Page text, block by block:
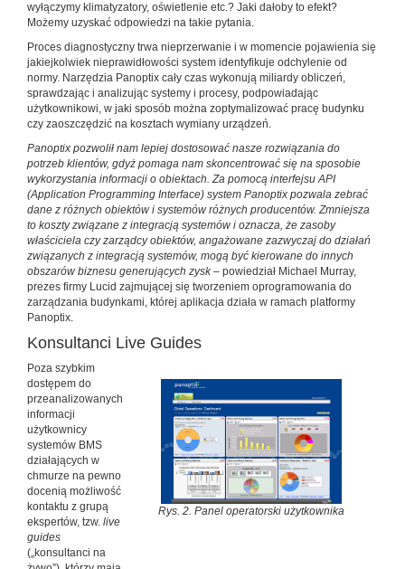
wyłączymy klimatyzatory, oświetlenie etc.? Jaki dałoby to efekt?
Możemy uzyskać odpowiedzi na takie pytania.
Proces diagnostyczny trwa nieprzerwanie i w momencie pojawienia się
jakiejkolwiek nieprawidłowości system identyfikuje odchylenie od
normy. Narzędzia Panoptix cały czas wykonują miliardy obliczeń,
sprawdzając i analizując systemy i procesy, podpowiadając
użytkownikowi, w jaki sposób można zoptymalizować pracę budynku
czy zaoszczędzić na kosztach wymiany urządzeń.
Panoptix pozwolił nam lepiej dostosować nasze rozwiązania do
potrzeb klientów, gdyż pomaga nam skoncentrować się na sposobie
wykorzystania informacji o obiektach. Za pomocą interfejsu API
(Application Programming Interface) system Panoptix pozwala zebrać
dane z różnych obiektów i systemów różnych producentów. Zmniejsza
to koszty związane z integracją systemów i oznacza, że zasoby
właściciela czy zarządcy obiektów, angażowane zazwyczaj do działań
związanych z integracją systemów, mogą być kierowane do innych
obszarów biznesu generujących zysk– powiedział Michael Murray,
prezes firmy Lucid zajmującej się tworzeniem oprogramowania do
zarządzania budynkami, której aplikacja działa w ramach platformy
Panoptix.
Konsultanci Live Guides
Rys. 2. Panel operatorski użytkownika
Poza szybkim
dostępem do
przeanalizowanych
informacji
użytkownicy
systemów BMS
działających w
chmurze na pewno
docenią możliwość
kontaktu z grupą
ekspertów, tzw. live
guides
(„konsultanci na